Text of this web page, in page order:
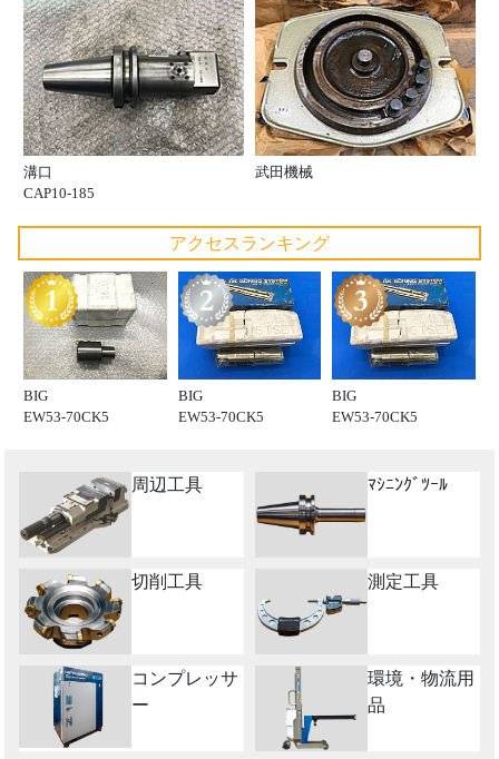
溝口
CAP10-185
武田機械
アクセスランキング
BIG
EW53-70CK5
BIG
EW53-70CK5
BIG
EW53-70CK5
周辺工具 ﾏｼﾆﾝｸﾞﾂｰﾙ
切削工具 測定工具
コンプレッサ
ー
環境・物流用
品